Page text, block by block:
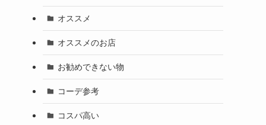
オススメ
オススメのお店
お勧めできない物
コーデ参考
コスパ高い